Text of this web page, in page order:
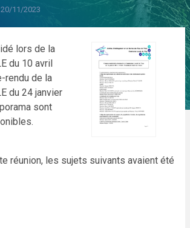
11/2023
lors de la
du 10 avril
rendu de la
du 24 janvier
sont
réunion, les sujets suivants avaient été